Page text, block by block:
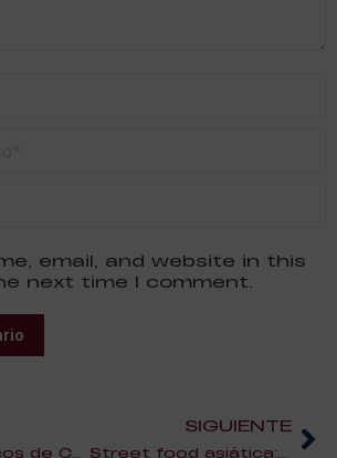
email, and website in this
next time I comment.
SIGUIENTE